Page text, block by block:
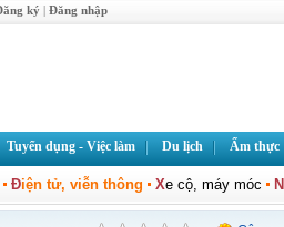
ký | Đăng nhập
Tuyển dụng - Việc làm Du lịch Ẩm thực
Điện tử, viễn thông Xe cộ, máy móc N